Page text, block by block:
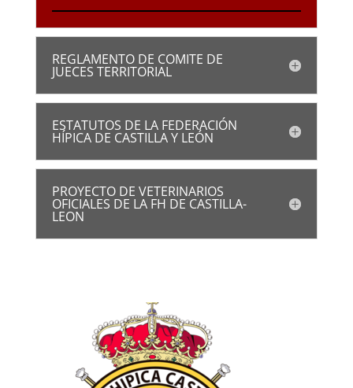
REGLAMENTO DE COMITE DE
JUECES TERRITORIAL
ESTATUTOS DE LA FEDERACIÓN
HÍPICA DE CASTILLA Y LEÓN
PROYECTO DE VETERINARIOS
OFICIALES DE LA FH DE CASTILLA-
LEON